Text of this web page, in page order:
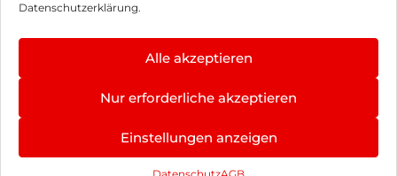
Datenschutzerklärung.
Alle akzeptieren
Nur erforderliche akzeptieren
Einstellungen anzeigen
Hinweis zur Batterieentsorgung
Newsletter
Können wir Dir behilflich sein?